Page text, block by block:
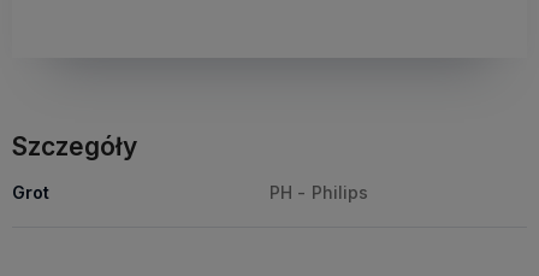
Szczegóły
Grot PH - Philips